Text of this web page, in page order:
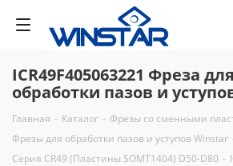
ICR49F405063221 Фреза для
обработки пазов и
Главная - Каталог - Фрезы со сменными
Фрезы для обработки пазов и уступов Winstar
Серия CR49 (Пластины SOMT1404) D50-D80 -